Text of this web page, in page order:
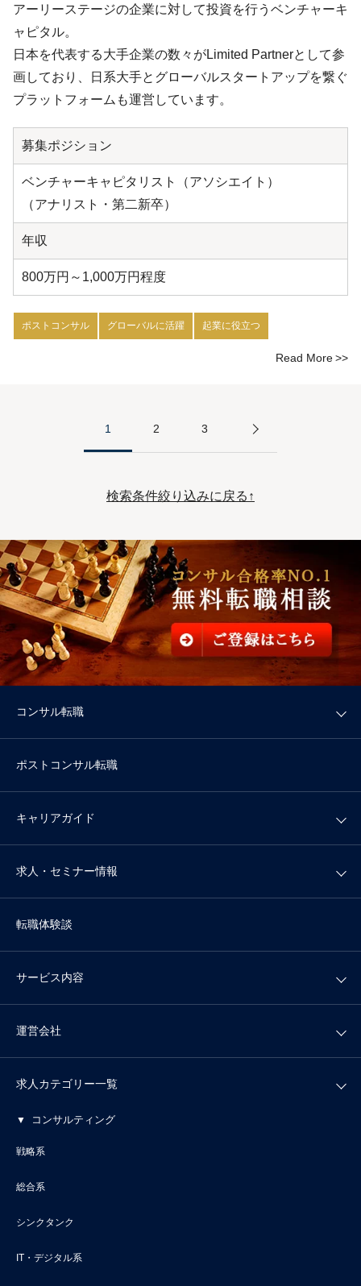
アーリーステージの企業に対して投資を行うベンチャーキ
ャピタル。
日本を代表する大手企業の数々がLimited Partnerとして参
画しており、日系大手とグローバルスタートアップを繋ぐ
プラットフォームも運営しています。
募集ポジション
ベンチャーキャピタリスト（アソシエイト）
（アナリスト・第二新卒）
年収
800万円～1,000万円程度
ポストコンサル グローバルに活躍 起業に役立つ
Read More
1 2 3
検索条件絞り込みに戻る↑
コンサル転職
ポストコンサル転職
キャリアガイド
求人・セミナー情報
転職体験談
サービス内容
運営会社
求人カテゴリー一覧
コンサルティング
戦略系
総合系
シンクタンク
IT・デジタル系